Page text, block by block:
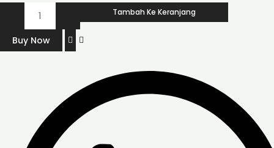
Buy Now
Tambah Ke Keranjang